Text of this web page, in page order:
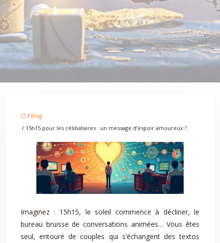
/ Blog
/ 15h15 pour les célibataires : un message d’espoir amoureux ?
Imaginez : 15h15, le soleil commence à décliner, le
bureau bruisse de conversations animées… Vous êtes
seul, entouré de couples qui s’échangent des textos